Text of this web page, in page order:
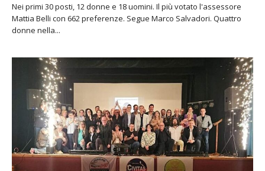
Nei primi 30 posti, 12 donne e 18 uomini. Il più votato l'assessore
Mattia Belli con 662 preferenze. Segue Marco Salvadori. Quattro
donne nella...